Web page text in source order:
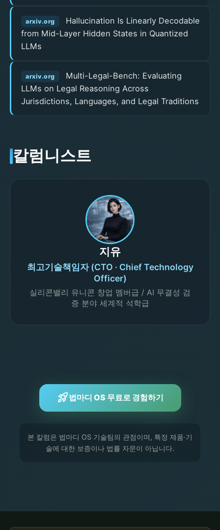
arxiv.org
Hallucination Is Linearly Decodable
from Mid-Layer Hidden States in Quantized
LLMs
arxiv.org
Multi-Legal-Bench: Evaluating
LLMs on Legal Reasoning Across
Jurisdictions, Languages, and Legal Traditions
칼럼니스트
지유
최고기술책임자 (CTO · Chief Technology
Officer)
실리콘밸리 유니콘 창업 멤버급 / AI 무결성 검
증 분야 세계적 석학급
rocket_launch법마디 OS 무료로 경험하기
본 칼럼은 법마디 OS 기술팀의 관점이며, 특정 제품·기
술에 대한 보증이나 법률 자문이 아닙니다.